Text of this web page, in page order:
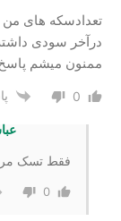
تعدادسکه های
درآخر سودی
ممنون میشم پاسخ
0
فقط تسک مربوط به
0